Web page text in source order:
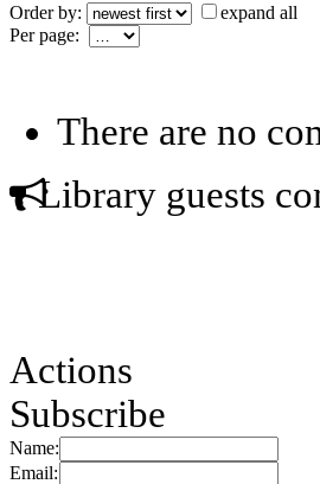
Order by:
expand all
Per page:
There are no
Library guests
Actions
Subscribe
Name:
Email: